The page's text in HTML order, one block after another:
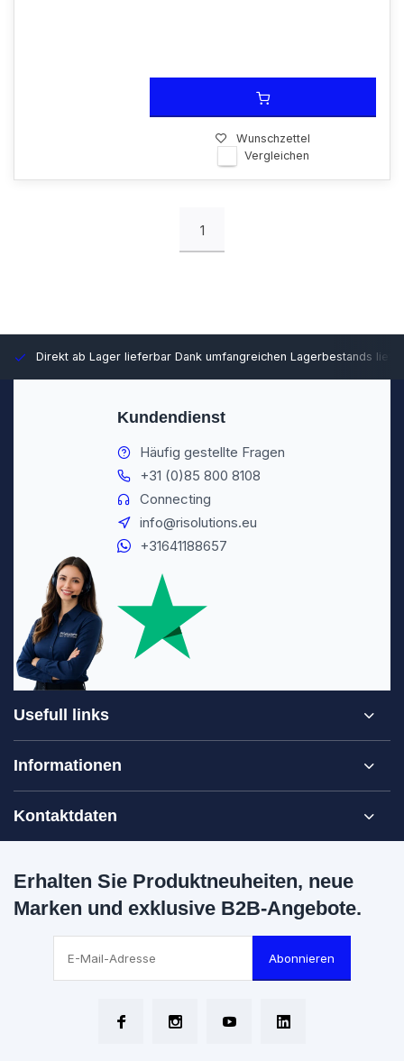
Wunschzettel
Vergleichen
1
Direkt ab Lager lieferbar Dank umfangreichen Lagerbestands
Kundendienst
Häufig gestellte Fragen
+31 (0)85 800 8108
Connecting
info@risolutions.eu
+31641188657
Usefull links
Informationen
Kontaktdaten
Erhalten Sie Produktneuheiten, neue
Marken und exklusive B2B-Angebote.
Abonnieren